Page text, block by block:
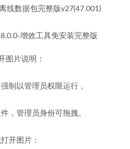
线数据包完整版v27(47.001)
增效工具免安装完整版
图片说明：
制以管理员权限运行，
，管理员身份可拖拽。
开图片：